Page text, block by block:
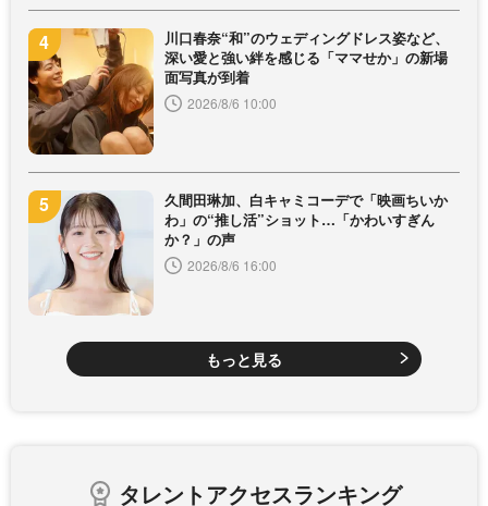
川口春奈“和”のウェディングドレス姿など、
深い愛と強い絆を感じる「ママせか」の新場
面写真が到着
2026/8/6 10:00
久間田琳加、白キャミコーデで「映画ちいか
わ」の“推し活”ショット…「かわいすぎん
か？」の声
2026/8/6 16:00
もっと見る
タレントアクセスランキング